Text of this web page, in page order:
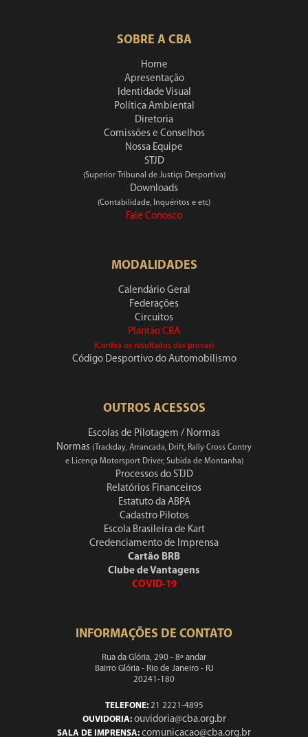
SOBRE A CBA
Home
Apresentação
Identidade Visual
Política Ambiental
Diretoria
Comissões e Conselhos
Nossa Equipe
STJD
(Superior Tribunal de Justiça Desportiva)
Downloads
(Contabilidade, Inquéritos e etc)
Fale Conosco
MODALIDADES
Calendário Geral
Federações
Circuitos
Plantão CBA
(Confira os resultados das provas)
Código Desportivo do Automobilismo
OUTROS ACESSOS
Escolas de Pilotagem / Normas
Normas (Trackday, Arrancada, Drift, Rally Cross Contry
e Licença Motorsport Driver, Subida de Montanha)
Processos do STJD
Relatórios Financeiros
Estatuto da ABPA
Cadastro Pilotos
Escola Brasileira de Kart
Credenciamento de Imprensa
Cartão BRB
Clube de Vantagens
COVID-19
INFORMAÇÕES DE CONTATO
Rua da Glória, 290 - 8º andar
Bairro Glória - Rio de Janeiro - RJ
20241-180
TELEFONE:21 2221-4895
OUVIDORIA: ouvidoria@cba.org.br
SALA DE IMPRENSA: comunicacao@cba.org.br